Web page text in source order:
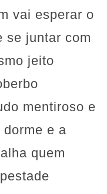
vai esperar o
se juntar com
jeito
mentiroso e
e a
quem